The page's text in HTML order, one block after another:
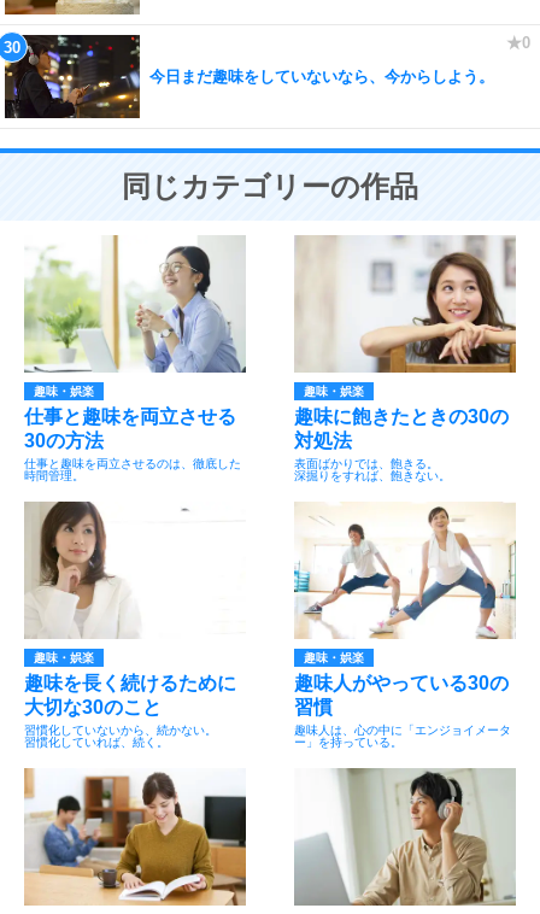
今日まだ趣味をしていないなら、今からしよう。
同じカテゴリーの作品
趣味・娯楽
仕事と趣味を両立させる
30の方法
仕事と趣味を両立させるのは、徹底した
時間管理。
趣味・娯楽
趣味に飽きたときの30の
対処法
表面ばかりでは、飽きる。
深掘りをすれば、飽きない。
趣味・娯楽
趣味を長く続けるために
大切な30のこと
習慣化していないから、続かない。
習慣化していれば、続く。
趣味・娯楽
趣味人がやっている30の
習慣
趣味人は、心の中に「エンジョイメータ
ー」を持っている。